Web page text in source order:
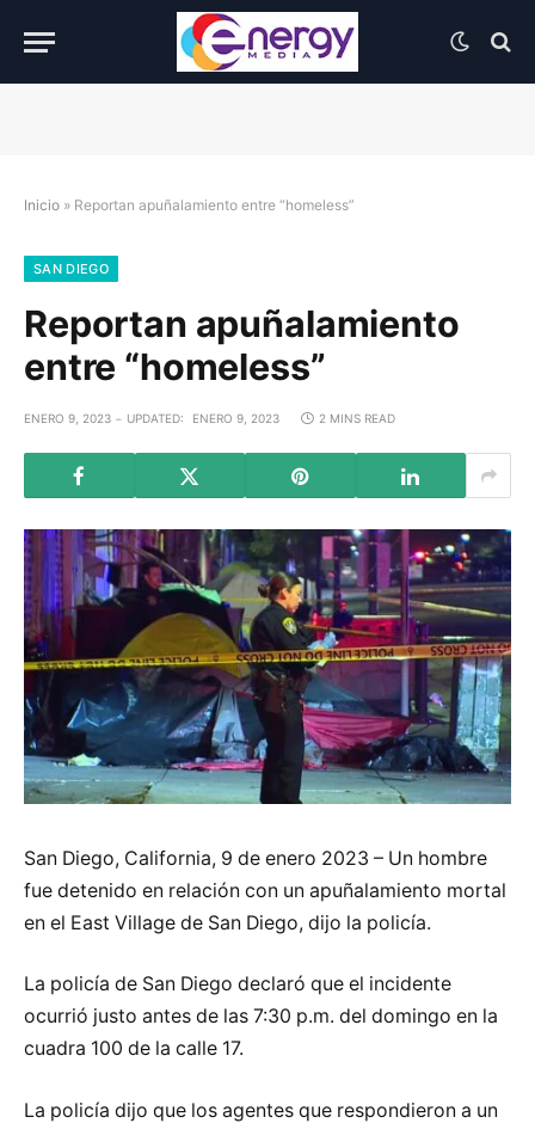
Inicio » Reportan apuñalamiento entre “homeless”
SAN DIEGO
Reportan apuñalamiento
entre “homeless”
ENERO 9, 2023 UPDATED: ENERO 9, 2023 2 MINS READ
San Diego, California, 9 de enero 2023 – Un hombre
fue detenido en relación con un apuñalamiento mortal
en el East Village de San Diego, dijo la policía.
La policía de San Diego declaró que el incidente
ocurrió justo antes de las 7:30 p.m. del domingo en la
cuadra 100 de la calle 17.
La policía dijo que los agentes que respondieron a un